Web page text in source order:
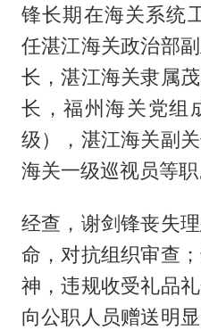
锋长期在海关系统
任湛江海关政治部
长，湛江海关隶属
长，福州海关党组
级），湛江海关副
海关一级巡视员等职
经查，谢剑锋丧失
命，对抗组织审查
神，违规收受礼品
向公职人员赠送明